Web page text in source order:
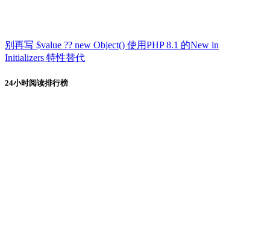
别再写 $value ?? new Object() 使用PHP 8.1 的New in
Initializers 特性替代
24小时阅读排行榜